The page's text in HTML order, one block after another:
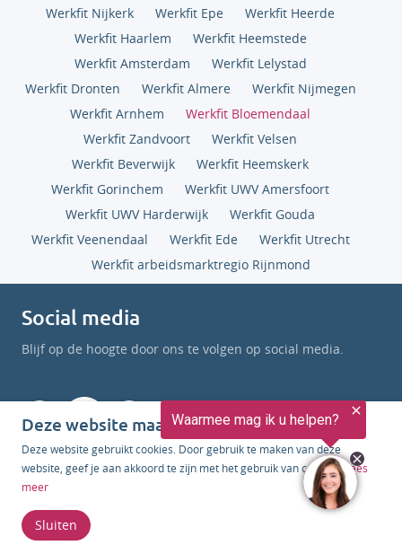
Werkfit Nijkerk
Werkfit Epe
Werkfit Heerde
Werkfit Haarlem
Werkfit Heemstede
Werkfit Amsterdam
Werkfit Lelystad
Werkfit Dronten
Werkfit Almere
Werkfit Nijmegen
Werkfit Arnhem
Werkfit Bloemendaal
Werkfit Zandvoort
Werkfit Velsen
Werkfit Beverwijk
Werkfit Heemskerk
Werkfit Gorinchem
Werkfit UWV Amersfoort
Werkfit UWV Harderwijk
Werkfit Gouda
Werkfit Veenendaal
Werkfit Ede
Werkfit Utrecht
Werkfit arbeidsmarktregio Rijnmond
Social media
Blijf op de hoogte door ons te volgen op social media.
Erkenning
JobUp is voortdurend bezig met het bewaken en
verbeteren van de kwaliteit van haar diensten. We zijn
Deze website maakt gebruik van cookies
Deze website gebruikt cookies. Door gebruik te maken van deze
website, geef je aan akkoord te zijn met het gebruik van cookies. Lees
meer
Sluiten